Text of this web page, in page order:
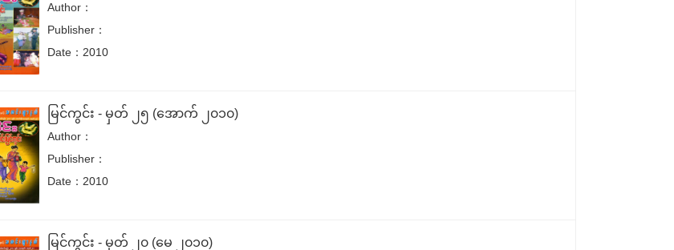
Author：
Publisher：
Date：2010
မြင်ကွင်း - မှတ် ၂၅ (အောက် ၂၀၁၀)
Author：
Publisher：
Date：2010
မြင်ကွင်း - မှတ် ၂၀ (မေ ၂၀၁၀)